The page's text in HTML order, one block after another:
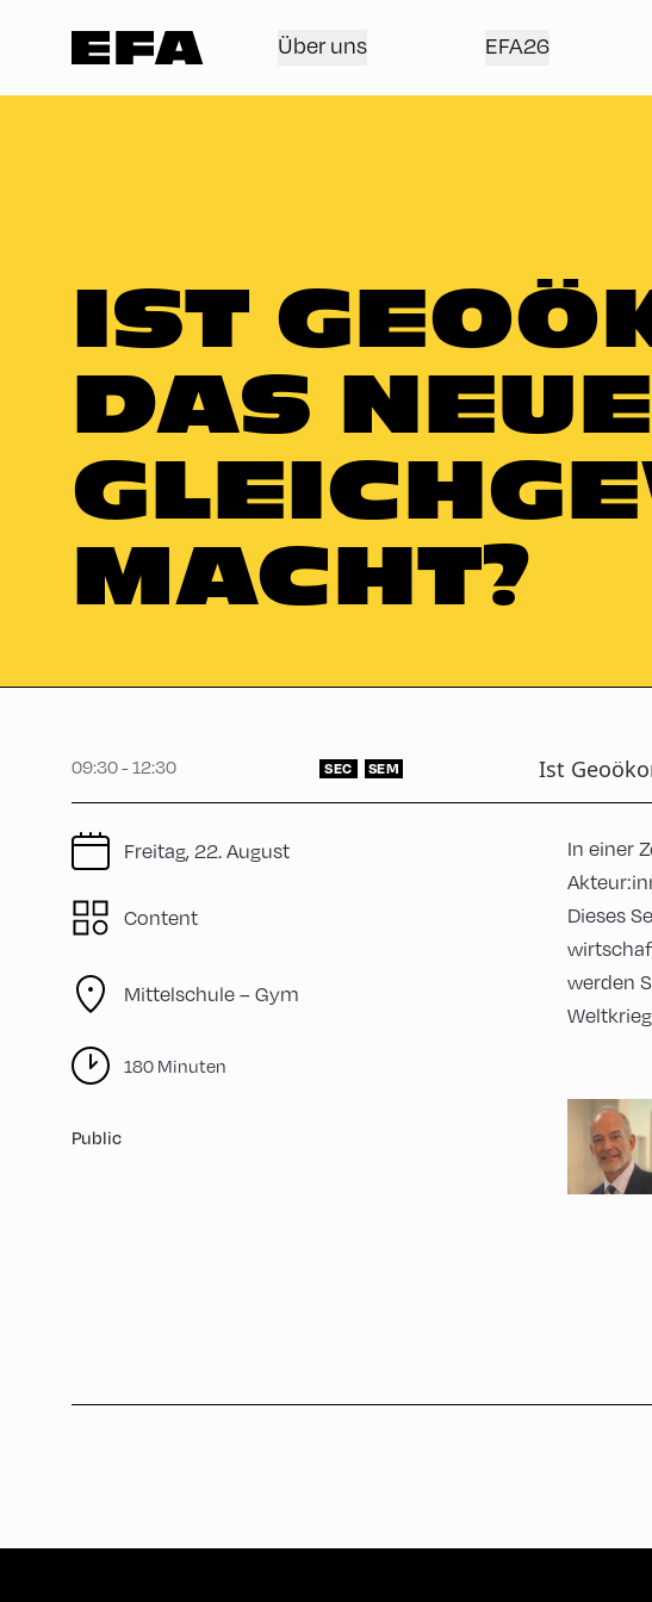
Über uns EFA26
IST
DAS NEUE
MACHT?
09:30 - 12:30 SEC SEM Ist
Freitag, 22. August
Content
Mittelschule – Gym
180 Minuten
Public
In einer
Dieses
werden